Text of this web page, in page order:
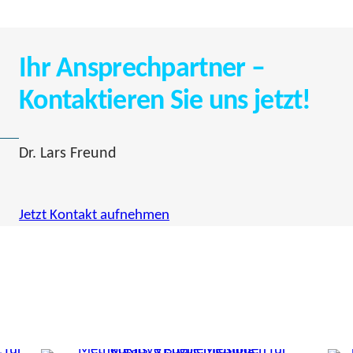
Ihr Ansprechpartner –
Kontaktieren Sie uns jetzt!
Dr. Lars Freund
Jetzt Kontakt aufnehmen